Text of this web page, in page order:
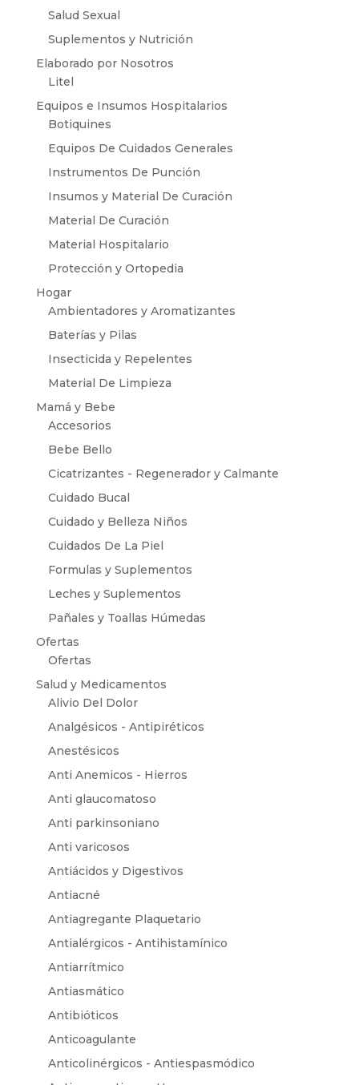
Salud Sexual
Suplementos y Nutrición
Elaborado por Nosotros
Litel
Equipos e Insumos Hospitalarios
Botiquines
Equipos De Cuidados Generales
Instrumentos De Punción
Insumos y Material De Curación
Material De Curación
Material Hospitalario
Protección y Ortopedia
Hogar
Ambientadores y Aromatizantes
Baterías y Pilas
Insecticida y Repelentes
Material De Limpieza
Mamá y Bebe
Accesorios
Bebe Bello
Cicatrizantes - Regenerador y Calmante
Cuidado Bucal
Cuidado y Belleza Niños
Cuidados De La Piel
Formulas y Suplementos
Leches y Suplementos
Pañales y Toallas Húmedas
Ofertas
Ofertas
Salud y Medicamentos
Alivio Del Dolor
Analgésicos - Antipiréticos
Anestésicos
Anti Anemicos - Hierros
Anti glaucomatoso
Anti parkinsoniano
Anti varicosos
Antiácidos y Digestivos
Antiacné
Antiagregante Plaquetario
Antialérgicos - Antihistamínico
Antiarrítmico
Antiasmático
Antibióticos
Anticoagulante
Anticolinérgicos - Antiespasmódico